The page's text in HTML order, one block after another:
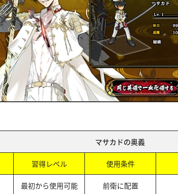
マサカドの奥義
習得レベル 使用条件
最初から使用可能 前衛に配置